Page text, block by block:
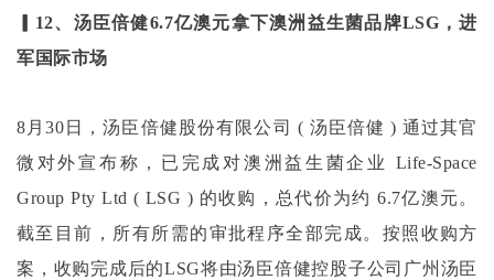
▎12、汤臣倍健6.7亿澳元拿下澳洲益生菌品牌LSG，进
军国际市场
8月30日，汤臣倍健股份有限公司 ( 汤臣倍健 ) 通过其官
微对外宣布称，已完成对澳洲益生菌企业 Life-Space
Group Pty Ltd ( LSG ) 的收购，总代价为约 6.7亿澳元。
截至目前，所有所需的审批程序全部完成。按照收购方
案，收购完成后的LSG将由汤臣倍健控股子公司广州汤臣